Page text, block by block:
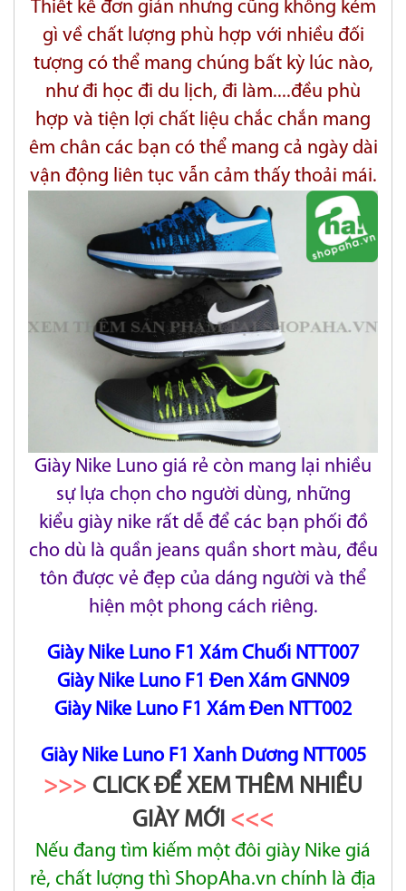
Thiết kế đơn giản nhưng cũng không kém
gì về chất lượng phù hợp với nhiều đối
tượng có thể mang chúng bất kỳ lúc nào,
như đi học đi du lịch, đi làm....đều phù
hợp và tiện lợi chất liệu chắc chắn mang
êm chân các bạn có thể mang cả ngày dài
vận động liên tục vẫn cảm thấy thoải mái.
Giày Nike Luno giá rẻ còn mang lại nhiều
sự lựa chọn cho người dùng, những
kiểu giày nike rất dễ để các bạn phối đồ
cho dù là quần jeans quần short màu, đều
tôn được vẻ đẹp của dáng người và thể
hiện một phong cách riêng.
Giày Nike Luno F1 Xám Chuối NTT007
Giày Nike Luno F1 Đen Xám GNN09
Giày Nike Luno F1 Xám Đen NTT002
Giày Nike Luno F1 Xanh Dương NTT005
>>> CLICK ĐỂ XEM THÊM NHIỀU
GIÀY MỚI <<<
Nếu đang tìm kiếm một đôi giày Nike giá
rẻ, chất lượng thì ShopAha.vn chính là địa